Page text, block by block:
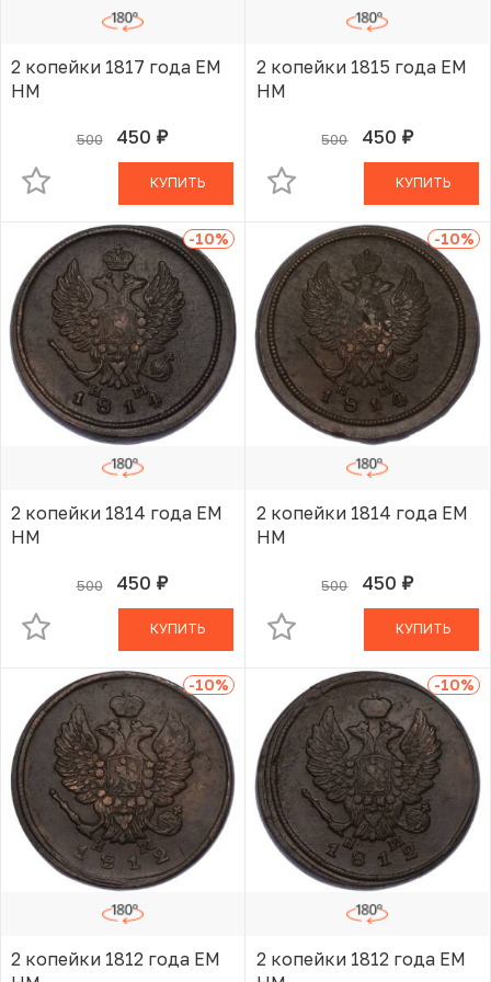
2 копейки 1817 года ЕМ
НМ
500 450 руб.
В КОРЗИНЕ
КУПИТЬ
2 копейки 1815 года ЕМ
НМ
500 450 руб.
В КОРЗИНЕ
КУПИТЬ
-10%
2 копейки 1814 года ЕМ
НМ
500 450 руб.
В КОРЗИНЕ
КУПИТЬ
-10%
2 копейки 1814 года ЕМ
НМ
500 450 руб.
В КОРЗИНЕ
КУПИТЬ
-10%
2 копейки 1812 года ЕМ
-10%
2 копейки 1812 года ЕМ